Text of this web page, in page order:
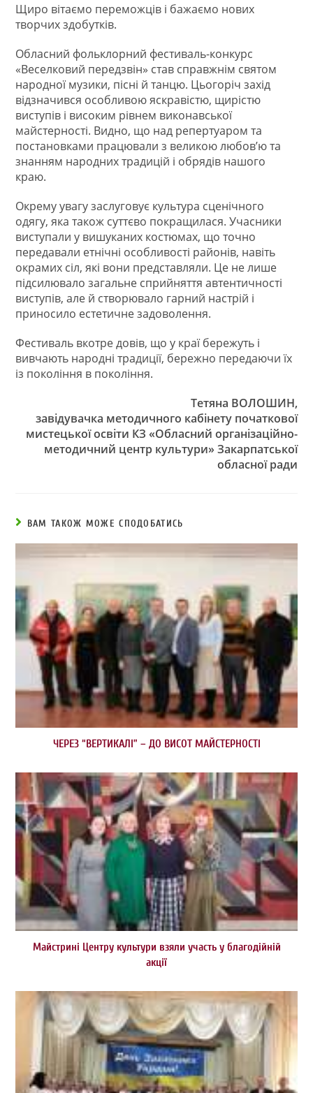
Щиро вітаємо переможців і бажаємо нових
творчих здобутків.
Обласний фольклорний фестиваль-конкурс
«Веселковий передзвін» став справжнім святом
народної музики, пісні й танцю. Цьогоріч захід
відзначився особливою яскравістю, щирістю
виступів і високим рівнем виконавської
майстерності. Видно, що над репертуаром та
постановками працювали з великою любов’ю та
знанням народних традицій і обрядів нашого
краю.
Окрему увагу заслуговує культура сценічного
одягу, яка також суттєво покращилася. Учасники
виступали у вишуканих костюмах, що точно
передавали етнічні особливості районів, навіть
окрамих сіл, які вони представляли. Це не лише
підсилювало загальне сприйняття автентичності
виступів, але й створювало гарний настрій і
приносило естетичне задоволення.
Фестиваль вкотре довів, що у краї бережуть і
вивчають народні традиції, бережно передаючи їх
із покоління в покоління.
Тетяна ВОЛОШИН,
завідувачка методичного кабінету початкової
мистецької освіти КЗ «Обласний організаційно-
методичний центр культури» Закарпатської
обласної ради
ВАМ ТАКОЖ МОЖЕ СПОДОБАТИСЬ
ЧЕРЕЗ “ВЕРТИКАЛІ” – ДО ВИСОТ МАЙСТЕРНОСТІ
Майстрині Центру культури взяли участь у благодійній
акції